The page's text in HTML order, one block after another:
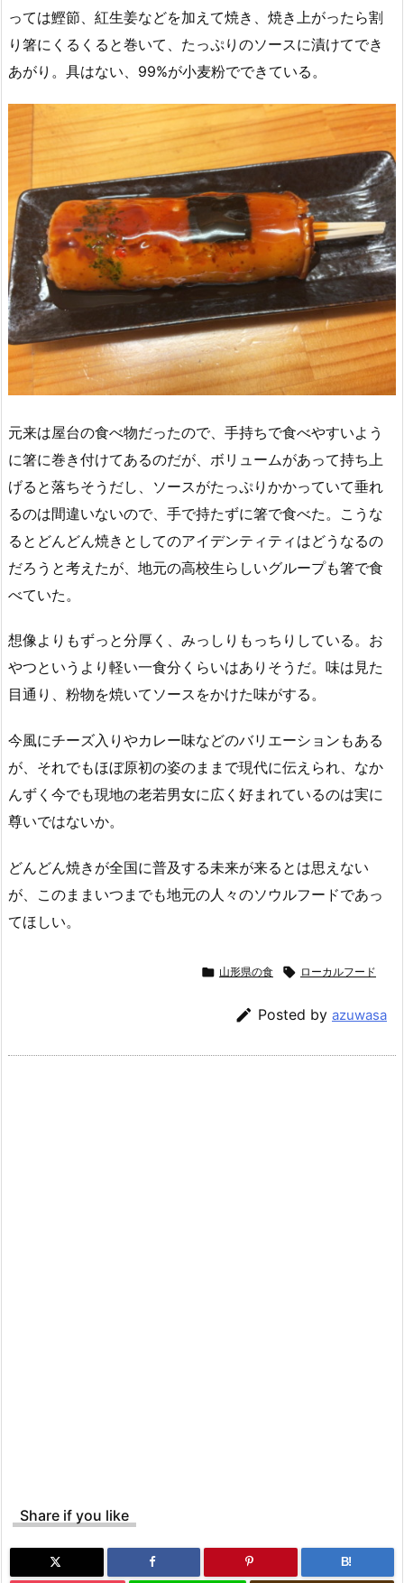
っては鰹節、紅生姜などを加えて焼き、焼き上がったら割
り箸にくるくると巻いて、たっぷりのソースに漬けてでき
あがり。具はない、99%が小麦粉でできている。
元来は屋台の食べ物だったので、手持ちで食べやすいよう
に箸に巻き付けてあるのだが、ボリュームがあって持ち上
げると落ちそうだし、ソースがたっぷりかかっていて垂れ
るのは間違いないので、手で持たずに箸で食べた。こうな
るとどんどん焼きとしてのアイデンティティはどうなるの
だろうと考えたが、地元の高校生らしいグループも箸で食
べていた。
想像よりもずっと分厚く、みっしりもっちりしている。お
やつというより軽い一食分くらいはありそうだ。味は見た
目通り、粉物を焼いてソースをかけた味がする。
今風にチーズ入りやカレー味などのバリエーションもある
が、それでもほぼ原初の姿のままで現代に伝えられ、なか
んずく今でも現地の老若男女に広く好まれているのは実に
尊いではないか。
どんどん焼きが全国に普及する未来が来るとは思えない
が、このままいつまでも地元の人々のソウルフードであっ
てほしい。
 山形県の食  ローカルフード
 Posted by azuwasa
Share if you like
B!